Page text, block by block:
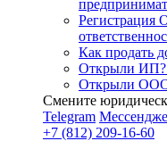
Регистрация
Как продать
Открыли ИП?
Открыли
Смените
Telegram
+7 (812) 209-16-60